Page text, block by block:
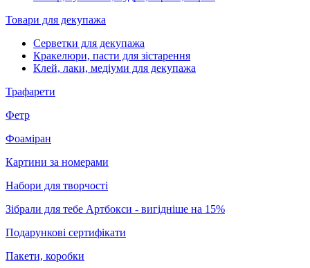
Товари для декупажа
Серветки для декупажа
Кракелюри, пасти для зістарення
Клей, лаки, медіуми для декупажа
Трафарети
Фетр
Фоаміран
Картини за номерами
Набори для творчості
Зібрали для тебе Артбокси - вигідніше на 15%
Подарункові сертифікати
Пакети, коробки